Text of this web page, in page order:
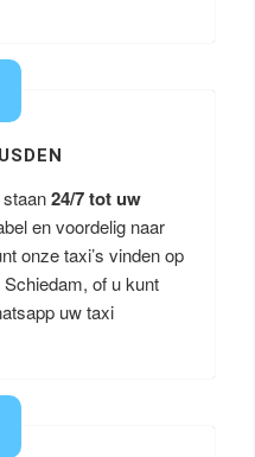
24/7 tot uw
en voordelig naar
onze taxi’s vinden op
of u kunt
uw taxi